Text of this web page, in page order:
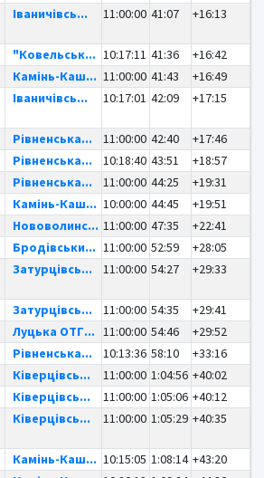
Іваничівсь... 11:00:00 41:07 +16:13
"Ковельськ... 10:17:11 41:36
+16:42
Камінь-Каш... 11:00:00 41:43
+16:49
Іваничівсь... 10:17:01 42:09 +17:15
Рівненська... 11:00:00 42:40
+17:46
Рівненська... 10:18:40 43:51
+18:57
Рівненська... 11:00:00 44:25
+19:31
Камінь-Каш... 10:00:00 44:45
+19:51
Нововолинс... 11:00:00 47:35
+22:41
Бродівськи... 11:00:00 52:59
+28:05
Затурцівсь... 11:00:00 54:27 +29:33
Затурцівсь... 11:00:00 54:35
+29:41
Луцька ОТГ... 11:00:00 54:46
+29:52
Рівненська... 10:13:36 58:10
+33:16
Ківерцівсь... 11:00:00 1:04:56 +40:02
Ківерцівсь... 11:00:00 1:05:06 +40:12
Ківерцівсь... 11:00:00 1:05:29 +40:35
Камінь-Каш... 10:15:05 1:08:14 +43:20